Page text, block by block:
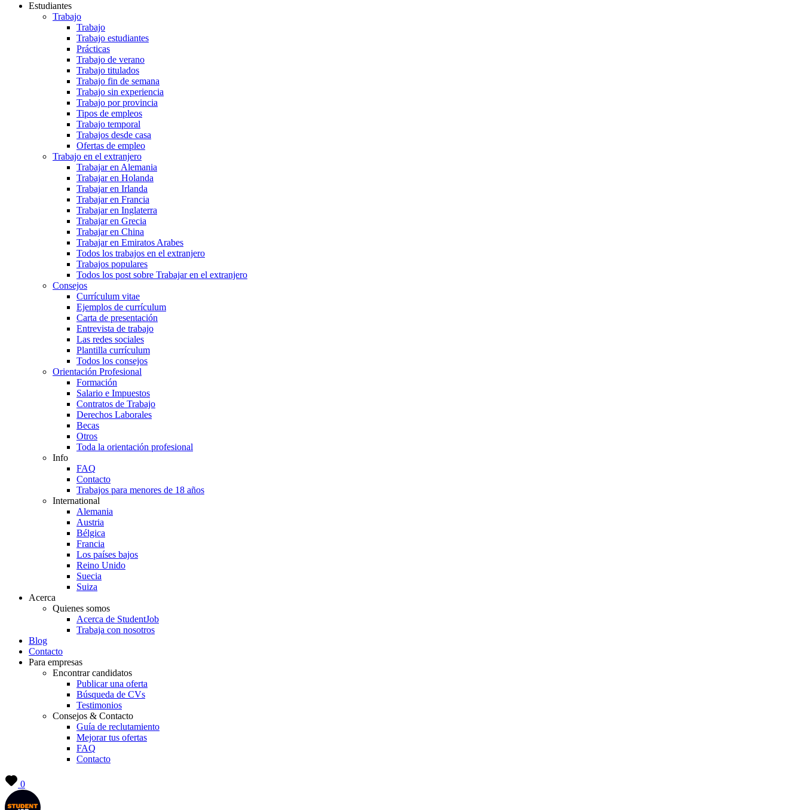
Estudiantes
Trabajo
Trabajo
Trabajo estudiantes
Prácticas
Trabajo de verano
Trabajo titulados
Trabajo fin de semana
Trabajo sin experiencia
Trabajo por provincia
Tipos de empleos
Trabajo temporal
Trabajos desde casa
Ofertas de empleo
Trabajo en el extranjero
Trabajar en Alemania
Trabajar en Holanda
Trabajar en Irlanda
Trabajar en Francia
Trabajar en Inglaterra
Trabajar en Grecia
Trabajar en China
Trabajar en Emiratos Arabes
Todos los trabajos en el extranjero
Trabajos populares
Todos los post sobre Trabajar en el extranjero
Consejos
Currículum vitae
Ejemplos de currículum
Carta de presentación
Entrevista de trabajo
Las redes sociales
Plantilla currículum
Todos los consejos
Orientación Profesional
Formación
Salario e Impuestos
Contratos de Trabajo
Derechos Laborales
Becas
Otros
Toda la orientación profesional
Info
FAQ
Contacto
Trabajos para menores de 18 años
International
Alemania
Austria
Bélgica
Francia
Los países bajos
Reino Unido
Suecia
Suiza
Acerca
Quienes somos
Acerca de StudentJob
Trabaja con nosotros
Blog
Contacto
Para empresas
Encontrar candidatos
Publicar una oferta
Búsqueda de CVs
Testimonios
Consejos & Contacto
Guía de reclutamiento
Mejorar tus ofertas
FAQ
Contacto
0